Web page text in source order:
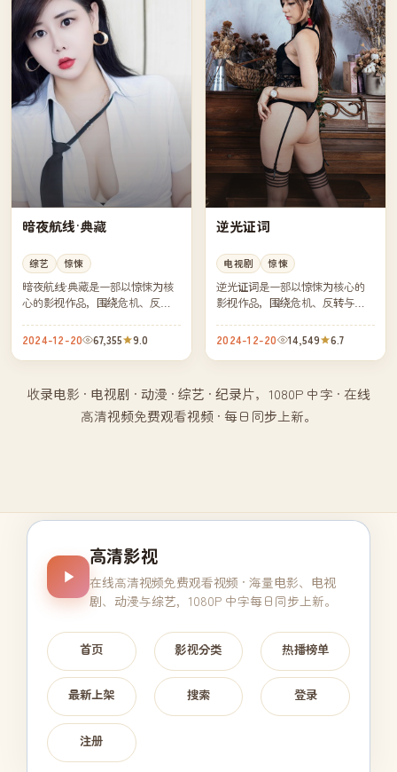
暗夜航线·典藏
综艺 惊悚
暗夜航线·典藏是一部以惊悚为核
心的影视作品，围绕危机、反转
凑，值得推荐观看。
2024-12-20 67,355 9.0
逆光证词
电视剧 惊悚
逆光证词是一部以惊悚为核心的
影视作品，围绕危机、反转与人
得推荐观看。
2024-12-20 14,549 6.7
收录电影 · 电视剧 · 动漫 · 综艺 · 纪录片，1080P 中字 · 在线
高清视频免费观看视频 · 每日同步上新。
高清影视
在线高清视频免费观看视频 · 海量电影、电视
剧、动漫与综艺，1080P 中字每日同步上新。
首页 影视分类 热播榜单
最新上架 搜索 登录
注册